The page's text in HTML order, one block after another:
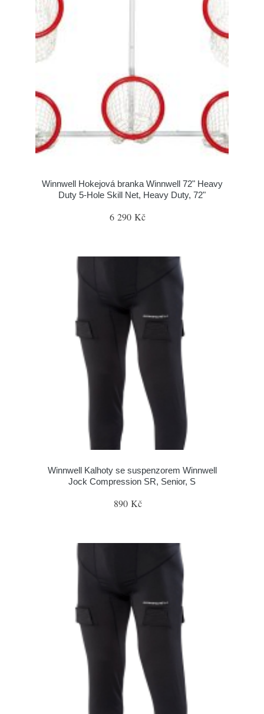
Winnwell Hokejová branka Winnwell 72" Heavy
Duty 5-Hole Skill Net, Heavy Duty, 72"
6 290 Kč
Winnwell Kalhoty se suspenzorem Winnwell
Jock Compression SR, Senior, S
890 Kč